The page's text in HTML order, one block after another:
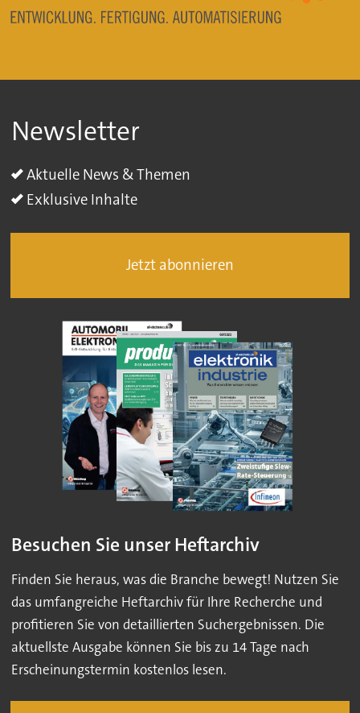
Newsletter
Aktuelle News & Themen
Exklusive Inhalte
Jetzt abonnieren
Besuchen Sie unser Heftarchiv
Finden Sie heraus, was die Branche bewegt! Nutzen Sie
das umfangreiche Heftarchiv für Ihre Recherche und
profitieren Sie von detaillierten Suchergebnissen. Die
aktuellste Ausgabe können Sie bis zu 14 Tage nach
Erscheinungstermin kostenlos lesen.